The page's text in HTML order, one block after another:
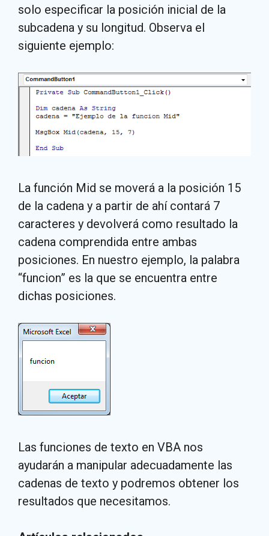
solo especificar la posición inicial de la
subcadena y su longitud. Observa el
siguiente ejemplo:
La función Mid se moverá a la posición 15
de la cadena y a partir de ahí contará 7
caracteres y devolverá como resultado la
cadena comprendida entre ambas
posiciones. En nuestro ejemplo, la palabra
“funcion” es la que se encuentra entre
dichas posiciones.
Las funciones de texto en VBA nos
ayudarán a manipular adecuadamente las
cadenas de texto y podremos obtener los
resultados que necesitamos.